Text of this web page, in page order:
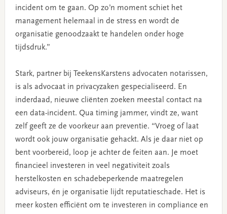
incident om te gaan. Op zo’n moment schiet het
management helemaal in de stress en wordt de
organisatie genoodzaakt te handelen onder hoge
tijdsdruk.”
Stark, partner bij TeekensKarstens advocaten notarissen,
is als advocaat in privacyzaken gespecialiseerd. En
inderdaad, nieuwe cliënten zoeken meestal contact na
een data-incident. Qua timing jammer, vindt ze, want
zelf geeft ze de voorkeur aan preventie. “Vroeg of laat
wordt ook jouw organisatie gehackt. Als je daar niet op
bent voorbereid, loop je achter de feiten aan. Je moet
financieel investeren in veel negativiteit zoals
herstelkosten en schadebeperkende maatregelen
adviseurs, én je organisatie lijdt reputatieschade. Het is
meer kosten efficiënt om te investeren in compliance en